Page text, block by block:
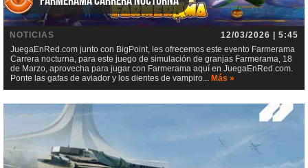
NOTICIAS
12/03/2026 | 5:45
JuegaEnRed.com junto con BigPoint, les ofrecemos este evento Farmerama
Carrera nocturna, para este juego de simulación de granjas Farmerama, 18
de Marzo, aprovecha para jugar con Farmerama aquí en JuegaEnRed.com.
Ponte las gafas de aviador y los dientes de vampiro... Más »